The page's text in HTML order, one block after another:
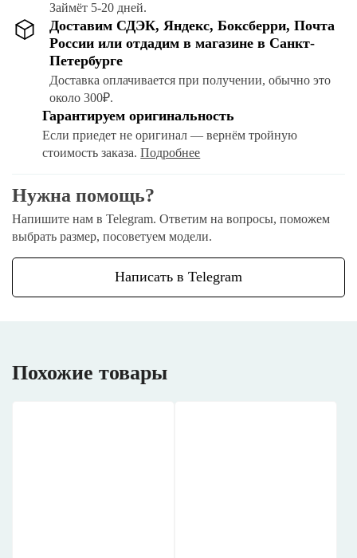
Займёт 5-20 дней.
Доставим СДЭК, Яндекс, Боксберри, Почта
России или отдадим в магазине в Санкт-
Петербурге
Доставка оплачивается при получении, обычно это
около 300₽.
Гарантируем оригинальность
Если приедет не оригинал — вернём тройную
стоимость заказа.Подробнее
Нужна помощь?
Напишите нам в Telegram. Ответим на вопросы, поможем
выбрать размер, посоветуем модели.
Написать в Telegram
Похожие товары